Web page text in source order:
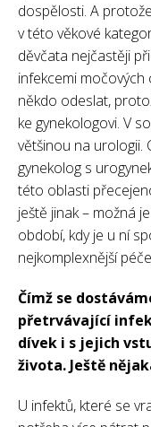
dospělosti. A
v této věkové
děvčata nejčastěji
infekcemi močových
někdo odeslat,
ke gynekologovi. V
většinou na urologii.
gynekolog s
této oblasti
ještě jinak – možná
období, kdy je u ní
nejkomplexnější
Čímž se
přetrvávající
dívek i s jejich
života. Ještě
U infektů, které se